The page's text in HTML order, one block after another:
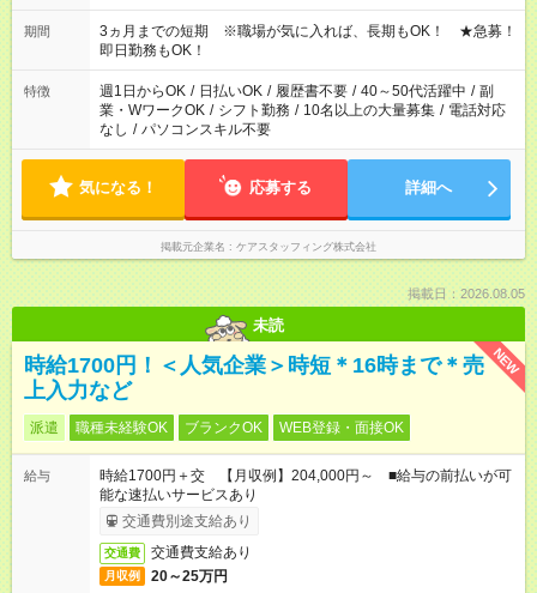
働く時間は調整できます！ お気軽に担当へ相談ください！
期間
3ヵ月までの短期 ※職場が気に入れば、長期もOK！ ★急募！
即日勤務もOK！
特徴 週1日からOK / 日払いOK / 履歴書不要 / 40～50代活躍中 / 副
業・WワークOK / シフト勤務 / 10名以上の大量募集 / 電話対応
なし / パソコンスキル不要
気になる！ 応募する 詳細へ
掲載元企業名 ケアスタッフィング株式会社
掲載日：2026.08.05
未読
NEW
時給1700円！＜人気企業＞時短＊16時まで＊売
上入力など
派遣 職種未経験OK ブランクOK WEB登録・面接OK
給与
時給1700円＋交 【月収例】204,000円～ ■給与の前払いが可
能な速払いサービスあり
交通費別途支給あり
交通費 交通費支給あり
月収例 20～25万円